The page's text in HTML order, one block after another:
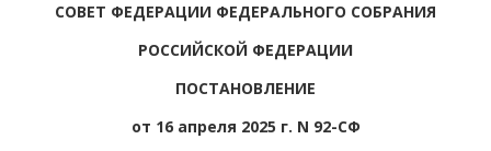
СОВЕТ ФЕДЕРАЦИИ ФЕДЕРАЛЬНОГО СОБРАНИЯ
РОССИЙСКОЙ ФЕДЕРАЦИИ
ПОСТАНОВЛЕНИЕ
от 16 апреля 2025 г. N 92-СФ